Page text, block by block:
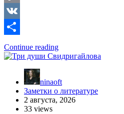
Copy
Link
VK
Отправить
Continue reading
ninaoft
Заметки о литературе
2 августа, 2026
33 views